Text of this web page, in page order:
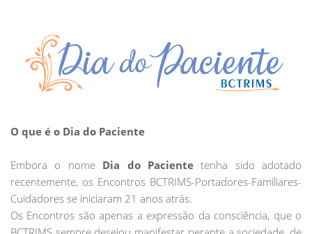
O que é o Dia do Paciente
Embora o nome Dia do Pacientetenha sido adotado
recentemente, os Encontros BCTRIMS-Portadores-Familiares-
Cuidadores se iniciaram 21 anos atrás.
Os Encontros são apenas a expressão da consciência, que o